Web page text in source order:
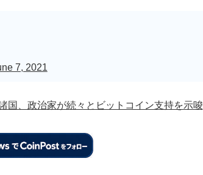
7, 2021
国、政治家が続々とビットコイン支持を示唆